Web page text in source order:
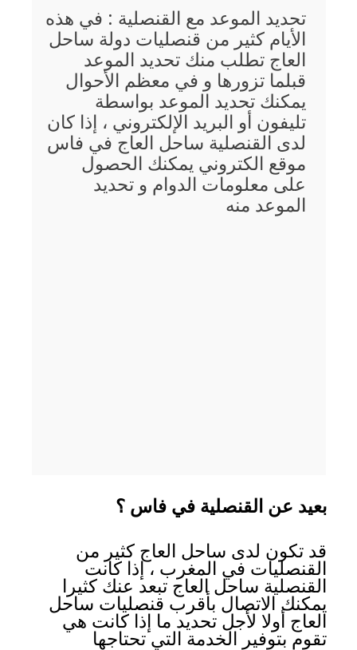
تحديد الموعد مع القنصلية : في هذه
الأيام كثير من قنصليات دولة ساحل
العاج تطلب منك تحديد الموعد
قبلما تزورها و في معظم الأحوال
يمكنك تحديد الموعد بواسطة
تليفون أو البريد الإلكتروني ، إذا كان
لدى القنصلية ساحل العاج في فاس
موقع الكتروني يمكنك الحصول
على معلومات الدوام و تحديد
الموعد منه
بعيد عن القنصلية في فاس ؟
قد تكون لدى ساحل العاج كثير من
القنصليات في المغرب ، إذا كانت
القنصلية ساحل العاج تبعد عنك كثيرا
يمكنك الاتصال بأقرب قنصليات ساحل
العاج أولا لأجل تحديد ما إذا كانت هي
تقوم بتوفير الخدمة التي تحتاجها